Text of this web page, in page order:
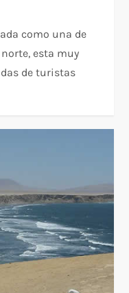
como una de
esta muy
de turistas